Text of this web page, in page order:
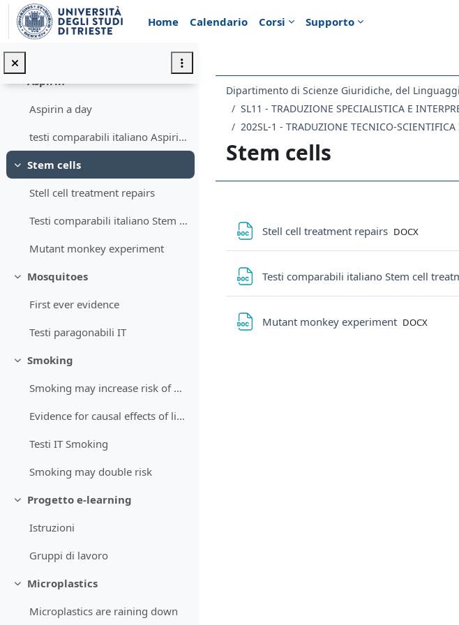
Vai al contenuto principale
Home
Calendario Corsi Supporto
Testo esame 10 luglio
Minimizza
Aspirin
Aspirin a day
testi comparabili italiano Aspirin a day
Minimizza
Stem cells
Stell cell treatment repairs
Testi comparabili italiano Stem cell treatment
Mutant monkey experiment
Minimizza
Mosquitoes
First ever evidence
Testi paragonabili IT
Minimizza
Smoking
Smoking may increase risk of mental health
Evidence for causal effects of lifetime smoking
Testi IT Smoking
Smoking may double risk
Minimizza
Progetto e-learning
Istruzioni
Gruppi di lavoro
Minimizza
Microplastics
Microplastics are raining down
Stem cells
Stell cell treatment repairs File
DOCX
Testi comparabili italiano Stem cell
Mutant monkey experiment File
DOCX